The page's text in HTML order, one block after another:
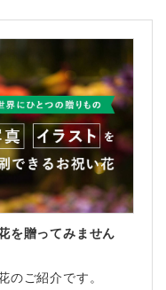
を贈ってみません
のご紹介です。